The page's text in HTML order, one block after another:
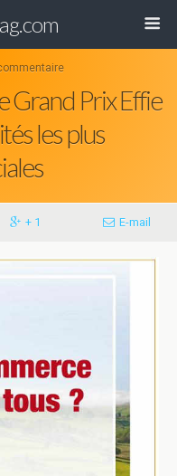
Grand Prix Effie
les plus
+ 1 E-mail